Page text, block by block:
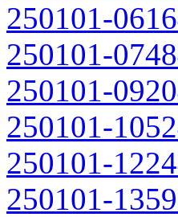
250101-
250101-
250101-
250101-
250101-
250101-